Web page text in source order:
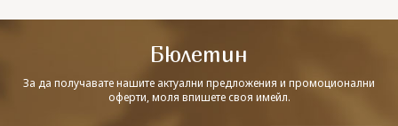
Бюлетин
За да получавате нашите актуални предложения и промоционални
оферти, моля впишете своя имейл.